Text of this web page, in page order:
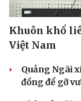
Khuôn khổ
Việt Nam
Quảng Ngãi
đồng để gỡ